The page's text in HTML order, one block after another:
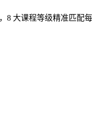
8 大课程等级精准匹配每